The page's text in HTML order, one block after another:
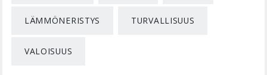
LÄMMÖNERISTYS TURVALLISUUS
VALOISUUS